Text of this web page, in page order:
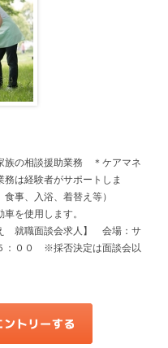
族の相談援助業務 ＊ケアマネ
は経験者がサポートしま
事、入浴、着替え等）
を使用します。
え 就職面談会求人】 会場：サ
：００ ※採否決定は面談会以